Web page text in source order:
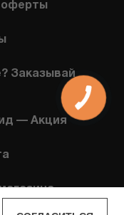
Заказывай
— Акция
КНОПКА
СВЯЗИ